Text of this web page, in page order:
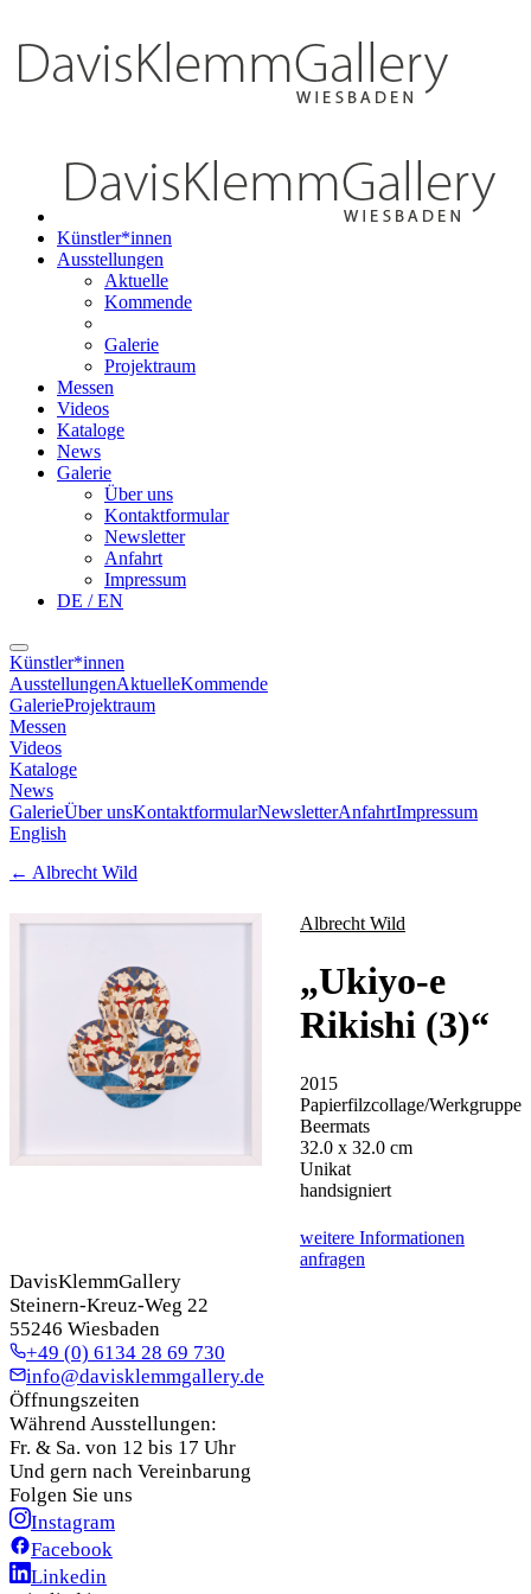
Künstler*innen
Ausstellungen
Aktuelle
Kommende
Galerie
Projektraum
Messen
Videos
Kataloge
News
Galerie
Über uns
Kontaktformular
Newsletter
Anfahrt
Impressum
DE / EN
Künstler*innen
AusstellungenAktuelleKommende
GalerieProjektraum
Messen
Videos
Kataloge
News
GalerieÜber unsKontaktformularNewsletterAnfahrtImpressum
English
← Albrecht Wild
Albrecht Wild
„Ukiyo-e
Rikishi (3)“
2015
Papierfilzcollage/Werkgruppe
Beermats
32.0 x 32.0 cm
Unikat
handsigniert
weitere Informationen
anfragen
DavisKlemmGallery
Steinern-Kreuz-Weg 22
55246 Wiesbaden
+49 (0) 6134 28 69 730
info@davisklemmgallery.de
Öffnungszeiten
Während Ausstellungen:
Fr. & Sa. von 12 bis 17 Uhr
Und gern nach Vereinbarung
Folgen Sie uns
Instagram
Facebook
Linkedin